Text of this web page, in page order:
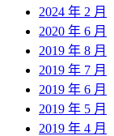
2024 年 2 月
2020 年 6 月
2019 年 8 月
2019 年 7 月
2019 年 6 月
2019 年 5 月
2019 年 4 月